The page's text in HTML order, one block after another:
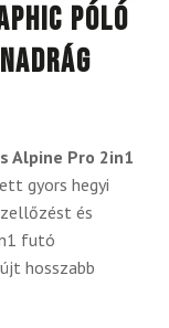
póló
Alpine Pro 2in1
gyors hegyi
és
futó
hosszabb